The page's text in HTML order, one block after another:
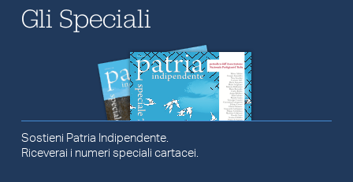
Gli Speciali
Sostieni Patria Indipendente.
Riceverai i numeri speciali cartacei.